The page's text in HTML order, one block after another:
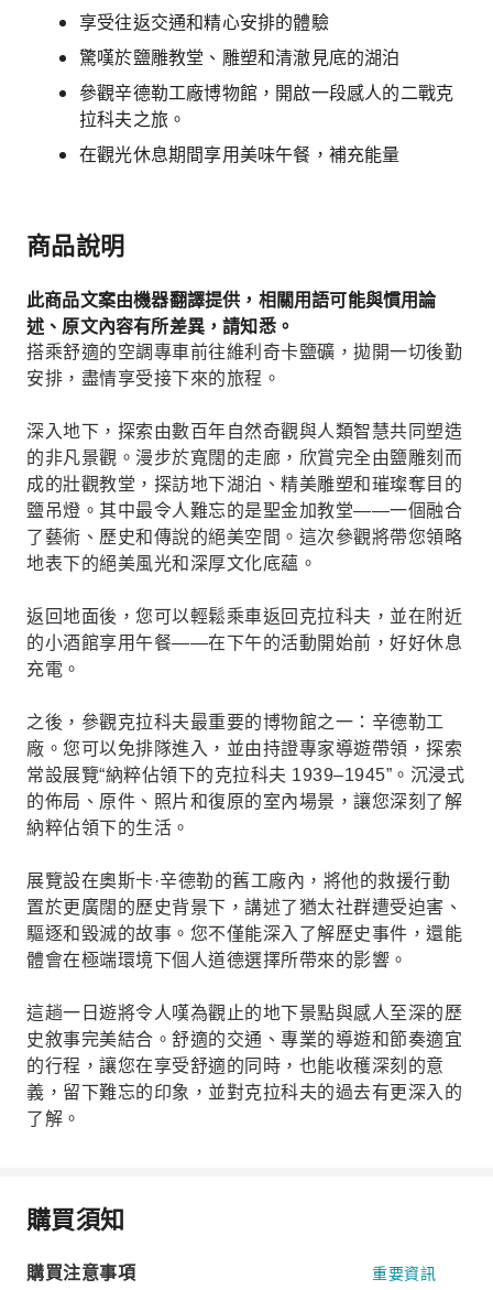
享受往返交通和精心安排的體驗
驚嘆於鹽雕教堂、雕塑和清澈見底的湖泊
參觀辛德勒工廠博物館，開啟一段感人的二戰克
拉科夫之旅。
在觀光休息期間享用美味午餐，補充能量
商品說明
此商品文案由機器翻譯提供，相關用語可能與慣用論
述、原文內容有所差異，請知悉。
搭乘舒適的空調專車前往維利奇卡鹽礦，拋開一切後勤
安排，盡情享受接下來的旅程。
深入地下，探索由數百年自然奇觀與人類智慧共同塑造
的非凡景觀。漫步於寬闊的走廊，欣賞完全由鹽雕刻而
成的壯觀教堂，探訪地下湖泊、精美雕塑和璀璨奪目的
鹽吊燈。其中最令人難忘的是聖金加教堂——一個融合
了藝術、歷史和傳說的絕美空間。這次參觀將帶您領略
地表下的絕美風光和深厚文化底蘊。
返回地面後，您可以輕鬆乘車返回克拉科夫，並在附近
的小酒館享用午餐——在下午的活動開始前，好好休息
充電。
之後，參觀克拉科夫最重要的博物館之一：辛德勒工
廠。您可以免排隊進入，並由持證專家導遊帶領，探索
常設展覽“納粹佔領下的克拉科夫 1939–1945”。沉浸式
的佈局、原件、照片和復原的室內場景，讓您深刻了解
納粹佔領下的生活。
展覽設在奧斯卡·辛德勒的舊工廠內，將他的救援行動
置於更廣闊的歷史背景下，講述了猶太社群遭受迫害、
驅逐和毀滅的故事。您不僅能深入了解歷史事件，還能
體會在極端環境下個人道德選擇所帶來的影響。
這趟一日遊將令人嘆為觀止的地下景點與感人至深的歷
史敘事完美結合。舒適的交通、專業的導遊和節奏適宜
的行程，讓您在享受舒適的同時，也能收穫深刻的意
義，留下難忘的印象，並對克拉科夫的過去有更深入的
了解。
購買須知
購買注意事項 重要資訊